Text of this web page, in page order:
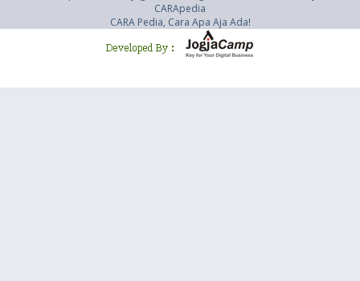
CARApedia
CARA Pedia, Cara Apa Aja Ada!